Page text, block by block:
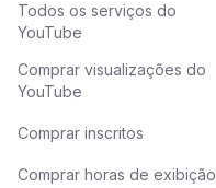
Todos os serviços do
YouTube
Comprar visualizações do
YouTube
Comprar inscritos
Comprar horas de exibição